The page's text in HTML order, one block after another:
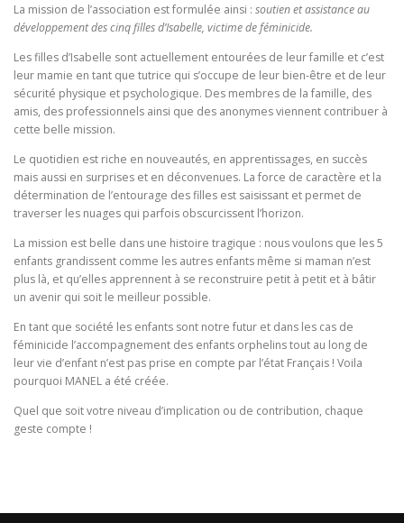
La mission de l’association est formulée ainsi : soutien et assistance au
développement des cinq filles d’Isabelle, victime de féminicide.
Les filles d’Isabelle sont actuellement entourées de leur famille et c’est
leur mamie en tant que tutrice qui s’occupe de leur bien-être et de leur
sécurité physique et psychologique. Des membres de la famille, des
amis, des professionnels ainsi que des anonymes viennent contribuer à
cette belle mission.
Le quotidien est riche en nouveautés, en apprentissages, en succès
mais aussi en surprises et en déconvenues. La force de caractère et la
détermination de l’entourage des filles est saisissant et permet de
traverser les nuages qui parfois obscurcissent l’horizon.
La mission est belle dans une histoire tragique : nous voulons que les 5
enfants grandissent comme les autres enfants même si maman n’est
plus là, et qu’elles apprennent à se reconstruire petit à petit et à bâtir
un avenir qui soit le meilleur possible.
En tant que société les enfants sont notre futur et dans les cas de
féminicide l’accompagnement des enfants orphelins tout au long de
leur vie d’enfant n’est pas prise en compte par l’état Français ! Voila
pourquoi MANEL a été créée.
Quel que soit votre niveau d’implication ou de contribution, chaque
geste compte !